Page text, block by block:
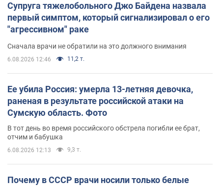
Супруга тяжелобольного Джо Байдена назвала
первый симптом, который сигнализировал о его
"агрессивном" раке
Сначала врачи не обратили на это должного внимания
6.08.2026 12:46 11,2 т.
Ее убила Россия: умерла 13-летняя девочка,
раненая в результате российской атаки на
Сумскую область. Фото
В тот день во время российского обстрела погибли ее брат,
отчим и бабушка
6.08.2026 12:13 9,3 т.
Почему в СССР врачи носили только белые